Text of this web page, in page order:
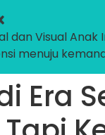
dan Visual Anak
menuju
Era